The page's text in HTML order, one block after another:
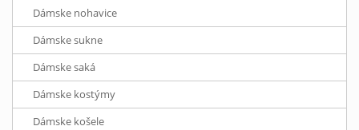
Dámske nohavice
Dámske sukne
Dámske saká
Dámske kostýmy
Dámske košele